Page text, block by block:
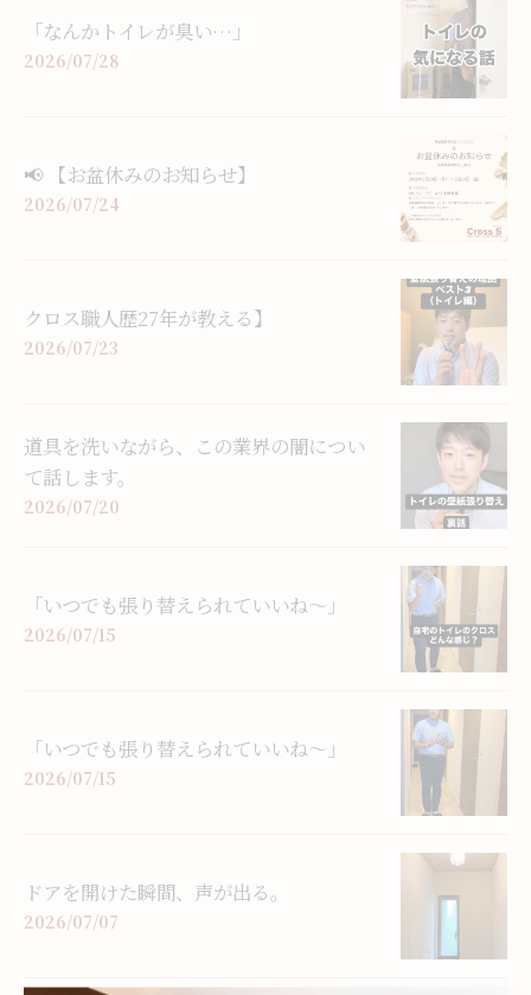
「なんかトイレが臭い…」
2026/07/28
📢 【お盆休みのお知らせ】
2026/07/24
クロス職人歴27年が教える】
2026/07/23
道具を洗いながら、この業界の闇につい
て話します。
2026/07/20
「いつでも張り替えられていいね〜」
2026/07/15
「いつでも張り替えられていいね〜」
2026/07/15
ドアを開けた瞬間、声が出る。
2026/07/07